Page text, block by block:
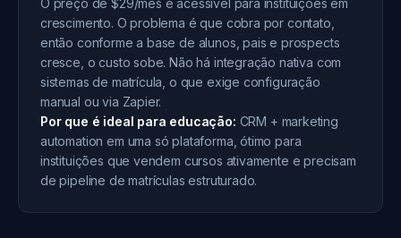
O preço de $29/mês é acessível para instituições em
crescimento. O problema é que cobra por contato,
então conforme a base de alunos, pais e prospects
cresce, o custo sobe. Não há integração nativa com
sistemas de matrícula, o que exige configuração
manual ou via Zapier.
Por que é ideal para educação: CRM + marketing
automation em uma só plataforma, ótimo para
instituições que vendem cursos ativamente e precisam
de pipeline de matrículas estruturado.